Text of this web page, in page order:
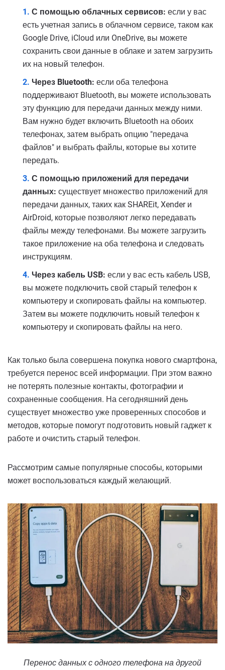
С помощью облачных сервисов: если у вас
есть учетная запись в облачном сервисе, таком как
Google Drive, iCloud или OneDrive, вы можете
сохранить свои данные в облаке и затем загрузить
их на новый телефон.
Через Bluetooth: если оба телефона
поддерживают Bluetooth, вы можете использовать
эту функцию для передачи данных между ними.
Вам нужно будет включить Bluetooth на обоих
телефонах, затем выбрать опцию "передача
файлов" и выбрать файлы, которые вы хотите
передать.
С помощью приложений для передачи
данных: существует множество приложений для
передачи данных, таких как SHAREit, Xender и
AirDroid, которые позволяют легко передавать
файлы между телефонами. Вы можете загрузить
такое приложение на оба телефона и следовать
инструкциям.
Через кабель USB: если у вас есть кабель USB,
вы можете подключить свой старый телефон к
компьютеру и скопировать файлы на компьютер.
Затем вы можете подключить новый телефон к
компьютеру и скопировать файлы на него.
Как только была совершена покупка нового смартфона,
требуется перенос всей информации. При этом важно
не потерять полезные контакты, фотографии и
сохраненные сообщения. На сегодняшний день
существует множество уже проверенных способов и
методов, которые помогут подготовить новый гаджет к
работе и очистить старый телефон.
Рассмотрим самые популярные способы, которыми
может воспользоваться каждый желающий.
Перенос данных с одного телефона на другой